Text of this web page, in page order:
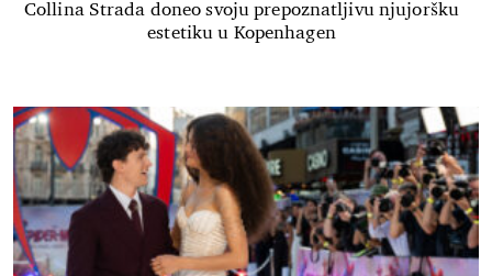
Collina Strada doneo svoju prepoznatljivu njujoršku
estetiku u Kopenhagen